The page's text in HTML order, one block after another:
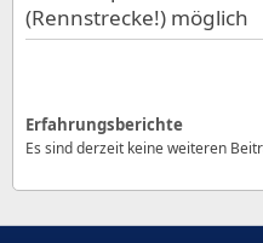
(Rennstrecke!) möglich
Erfahrungsberichte
Es sind derzeit keine weiteren